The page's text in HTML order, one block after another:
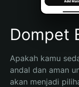
Español (Argentina)
Dompet
Apakah kamu
andal dan aman
akan menjadi